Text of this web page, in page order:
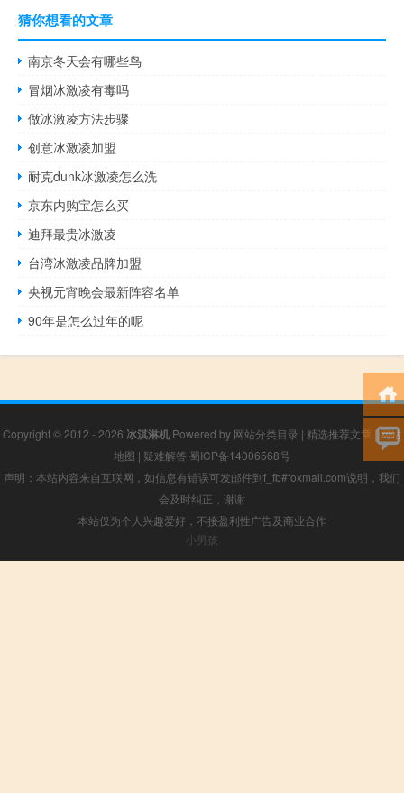
猜你想看的文章
南京冬天会有哪些鸟
冒烟冰激凌有毒吗
做冰激凌方法步骤
创意冰激凌加盟
耐克dunk冰激凌怎么洗
京东内购宝怎么买
迪拜最贵冰激凌
台湾冰激凌品牌加盟
央视元宵晚会最新阵容名单
90年是怎么过年的呢
Copyright © 2012 - 2026 冰淇淋机 Powered by 网站分类目录 | 精选推荐文章 |网站
地图 | 疑难解答 蜀ICP备14006568号
声明：本站内容来自互联网，如信息有错误可发邮件到f_fb#foxmail.com说明，我们
会及时纠正，谢谢
本站仅为个人兴趣爱好，不接盈利性广告及商业合作
小男孩